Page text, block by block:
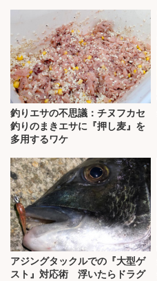
釣りエサの不思議：チヌフカセ
釣りのまきエサに『押し麦』を
多用するワケ
アジングタックルでの『大型ゲ
スト』対応術 浮いたらドラグ